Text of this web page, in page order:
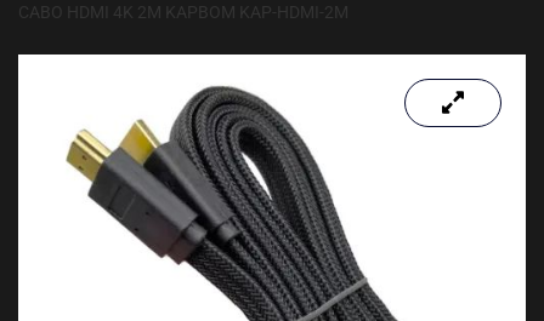
CABO HDMI 4K 2M KAPBOM KAP-HDMI-2M